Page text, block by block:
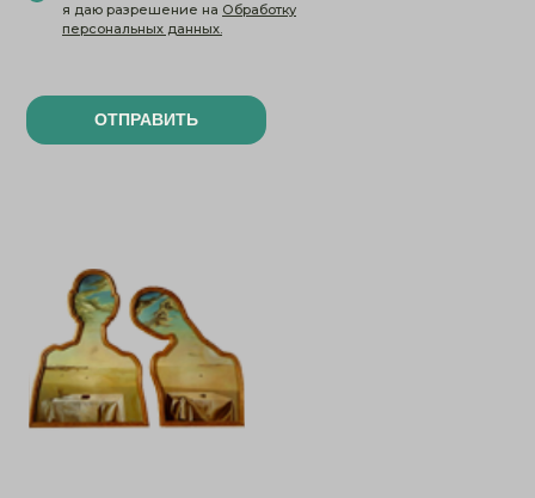
я даю разрешение на Обработку
персональных данных.
ОТПРАВИТЬ